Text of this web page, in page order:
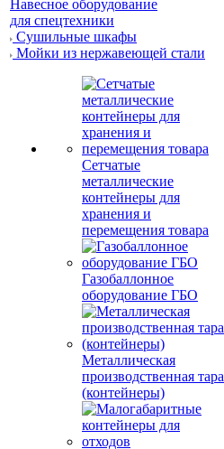
Навесное оборудование
для спецтехники
Сушильные шкафы
Мойки из нержавеющей стали
Сетчатые
металлические
контейнеры для
хранения и
перемещения товара
Газобаллонное
оборудование ГБО
Металлическая
производственная тара
(контейнеры)